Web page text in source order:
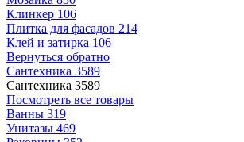
Клинкер 106
Плитка для фасадов 214
Клей и затирка 106
Вернуться обратно
Сантехника 3589
Сантехника 3589
Посмотреть все товары
Ванны 319
Унитазы 469